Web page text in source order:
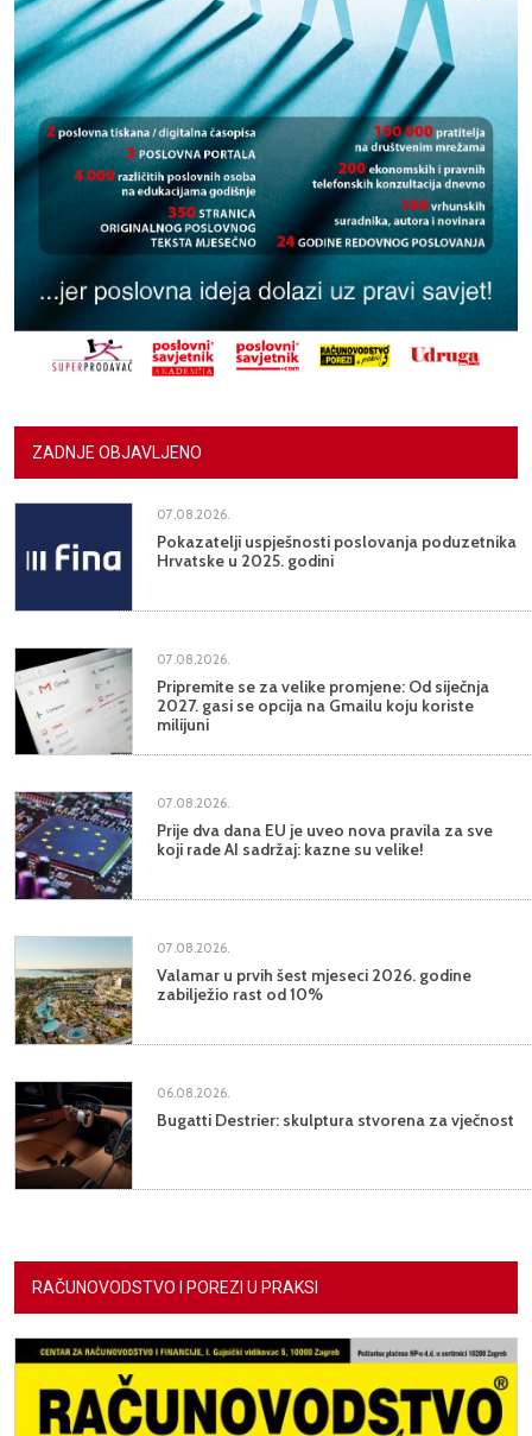
ZADNJE OBJAVLJENO
07.08.2026.
Pokazatelji uspješnosti poslovanja poduzetnika
Hrvatske u 2025. godini
07.08.2026.
Pripremite se za velike promjene: Od siječnja
2027. gasi se opcija na Gmailu koju koriste
milijuni
07.08.2026.
Prije dva dana EU je uveo nova pravila za sve
koji rade AI sadržaj: kazne su velike!
07.08.2026.
Valamar u prvih šest mjeseci 2026. godine
zabilježio rast od 10%
06.08.2026.
Bugatti Destrier: skulptura stvorena za vječnost
RAČUNOVODSTVO I POREZI U PRAKSI